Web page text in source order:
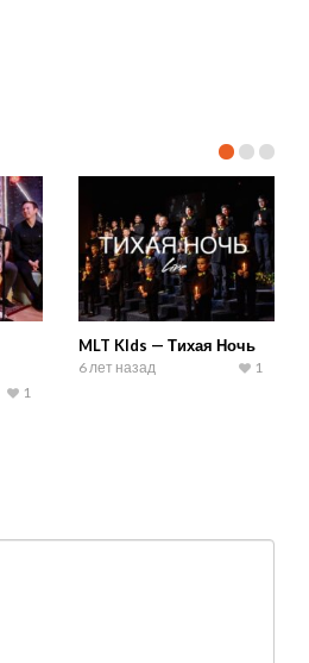
1
MLT KIds — Тихая Ночь
6 лет назад 1